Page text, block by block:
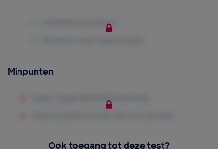
Minpunten
Ook toegang tot deze test?